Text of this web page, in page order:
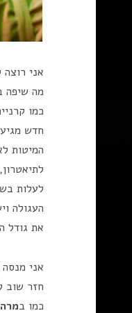
אני
מה שיפה
חדש
המיטות
לעלות
העגולה
את גודל
אני
חזר שוב
כמו ב